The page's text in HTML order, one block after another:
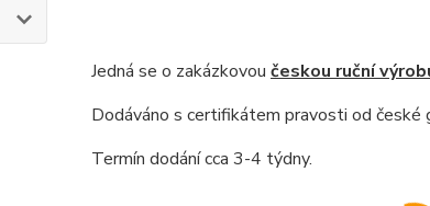
Jedná se o zakázkovou českou ruční
Dodáváno s certifikátem pravosti od české
Termín dodání cca 3-4 týdny.